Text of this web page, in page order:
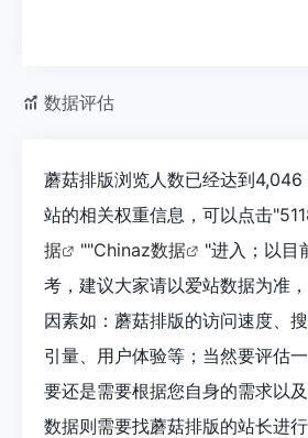
数据评估
蘑菇排版浏览人数已经达到
站的相关权重信息，可以点击"
据
""Chinaz数据
"进入；以目
考，建议大家请以爱站数据为准
因素如：蘑菇排版的访问速度、
引量、用户体验等；当然要评估
要还是需要根据您自身的需求以
数据则需要找蘑菇排版的站长进